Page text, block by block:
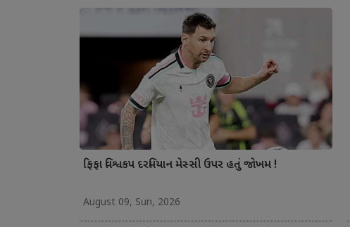
ફિફા વિશ્વકપ દરમિયાન મેસ્સી ઉપર હતું જોખમ !
August 09, Sun, 2026